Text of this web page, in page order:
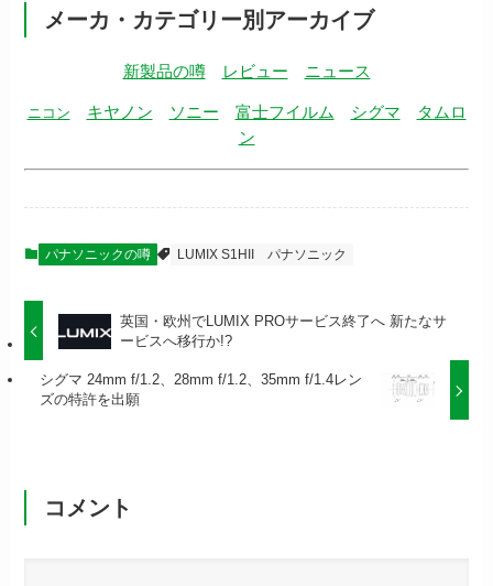
メーカ・カテゴリー別アーカイブ
新製品の噂 レビュー ニュース
ニコン キヤノン ソニー 富士フイルム シグマ
タムロ
ン
パナソニックの噂 LUMIX S1HII パナソニック
英国・欧州でLUMIX PROサービス終了へ 新たなサ
ービスへ移行か!?
シグマ 24mm f/1.2、28mm f/1.2、35mm f/1.4レン
ズの特許を出願
コメント